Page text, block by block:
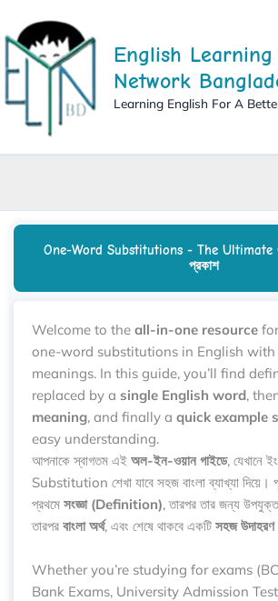
to
content
English Learning
Network
Learning English For A
One-Word Substitutions - The Ultimate
প্রকাশ
Welcome to the all-in-one resource
one-word substitutions in English with
meanings. In this guide, you’ll find
replaced by a single English word,
meaning, and finally a quick example
easy understanding.
আপনাকে স্বাগতম এই অল-ইন-ওয়ান গাইডে, যেখানে
Substitution শেখা যাবে সহজ বাংলা ব্যাখ্যা দিয়ে।
প্রথমে সংজ্ঞা (Definition), তারপর তার জন্য
তারপর বাংলা অর্থ, এবং শেষে থাকবে একটি সহজ উদাহরণ
Whether you’re studying for exams
Bank Exams, University Admission